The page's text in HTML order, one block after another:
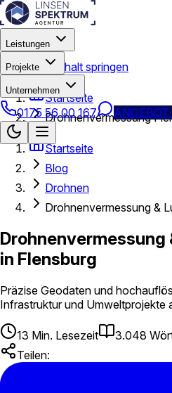
Zum Hauptinhalt springen
Startseite
Drohnenvermessung
Leistungen
Projekte
Unternehmen
0175 56 00 167
Startseite
Blog
Drohnen
Drohnenvermessung &
in Flensburg
Präzise Geodaten und
Infrastruktur und Umweltprojekte
13 Min. Lesezeit 3.048
Teilen: